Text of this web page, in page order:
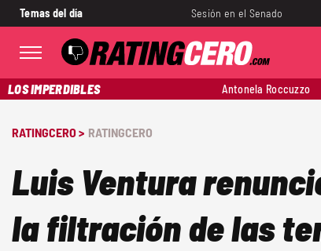
Temas del día Sesión en el Senado
LOS IMPERDIBLES Antonela Roccuzzo
RATINGCERO > RATINGCERO
Luis Ventura
la filtración de las